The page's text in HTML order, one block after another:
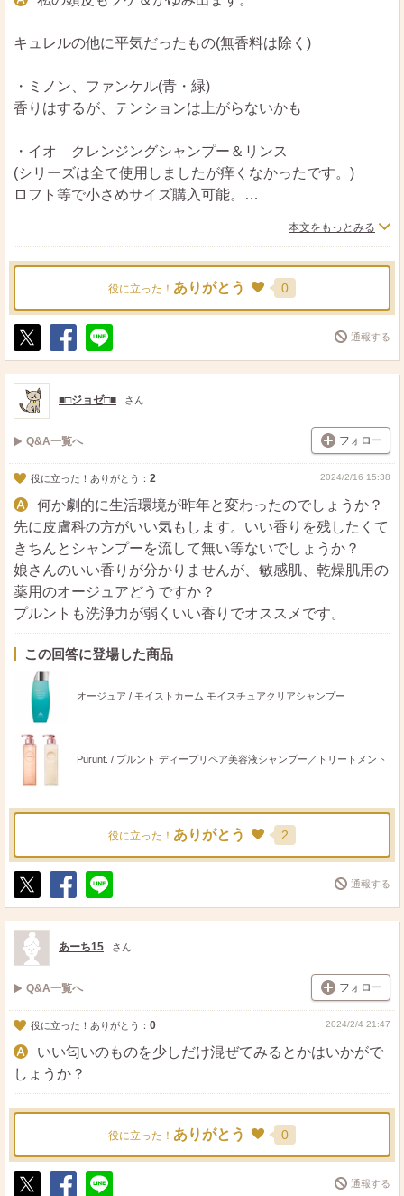
キュレルの他に平気だったもの(無香料は除く)
・ミノン、ファンケル(青・緑)
香りはするが、テンションは上がらないかも
・イオ クレンジングシャンプー＆リンス
(シリーズは全て使用しましたが痒くなかったです。)
ロフト等で小さめサイズ購入可能。
(エイジング向けですがイミュライズ、ディオーラムは
OK、ほかは痒みあり。)美容室専売です。
・クレージュ
(ALLシリーズふけ、かゆみなし)
すいです。
割高ですが、フケ嫌なので一週間分くらい買い込んで試し
てます。
長い期間使うと私は髪質がごわつくのでキュレル等と併用
しながら髪質を調整します。
・ラ・カスタ
番号まで覚えていないですがものによってフケが出ます。
お試しの小さいサイズがあるので試しやすいです。
香りはハーブ系なので小学生だとはまらないかもです。
いるようでフケが出なくなりました。小学生だとオージュ
アは少し早いかもです。
私も小学生のころから、合わないシャンプーだと頭皮くさ
くなるしフケ出るし痒いしで高校生くらいから沢山試しま
した。無香料系、自然派系はテンション上がりません。お
子様にいい香りの素敵なシャンプーが見つかりますよう
に。
本文をもっとみる
役に立った！ ありがとう 0
ポ
ス
ト
シ
ェ
送
る
通報する
■□ジョゼ□■ さん
Q&A一覧へ フォロー
役に立った！ありがとう： 2 2024/2/16 15:38
何か劇的に生活環境が昨年と変わったのでしょうか？
先に皮膚科の方がいい気もします。いい香りを残したくて
きちんとシャンプーを流して無い等ないでしょうか？
娘さんのいい香りが分かりませんが、敏感肌、乾燥肌用の
薬用のオージュアどうですか？
プルントも洗浄力が弱くいい香りでオススメです。
この回答に登場した商品
オージュア / モイストカーム モイスチュアクリアシャンプー
Purunt. / プルント ディープリペア美容液シャンプー／トリートメント
役に立った！ ありがとう 2
ポ
ス
ト
シ
ェ
送
る
通報する
あーち15 さん
Q&A一覧へ フォロー
役に立った！ありがとう： 0 2024/2/4 21:47
いい匂いのものを少しだけ混ぜてみるとかはいかがで
しょうか？
役に立った！ ありがとう 0
通報する